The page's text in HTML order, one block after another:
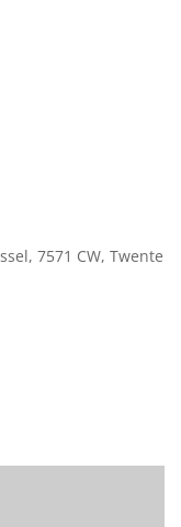
7571 CW, Twente